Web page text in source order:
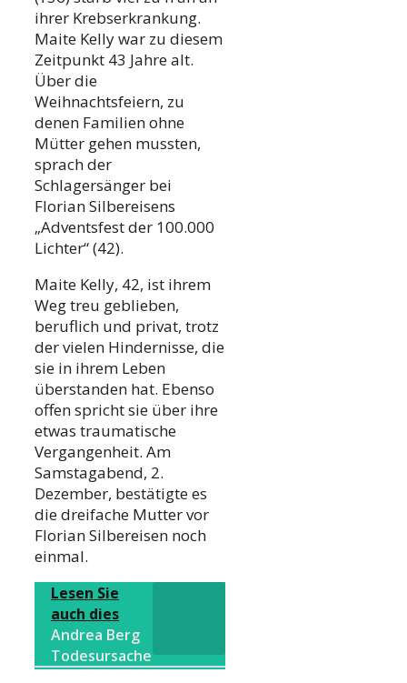
ihrer Krebserkrankung.
Maite Kelly war zu diesem
Zeitpunkt 43 Jahre alt.
Über die
Weihnachtsfeiern, zu
denen Familien ohne
Mütter gehen mussten,
sprach der
Schlagersänger bei
Florian Silbereisens
„Adventsfest der 100.000
Lichter“ (42).
Maite Kelly, 42, ist ihrem
Weg treu geblieben,
beruflich und privat, trotz
der vielen Hindernisse, die
sie in ihrem Leben
überstanden hat. Ebenso
offen spricht sie über ihre
etwas traumatische
Vergangenheit. Am
Samstagabend, 2.
Dezember, bestätigte es
die dreifache Mutter vor
Florian Silbereisen noch
einmal.
Lesen Sie
auch dies
Andrea Berg
Todesursache